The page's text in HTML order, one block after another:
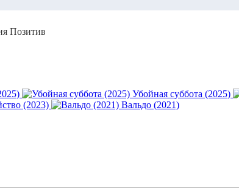
Позитив
Убойная суббота (2025)
(2023)
Вальдо (2021)